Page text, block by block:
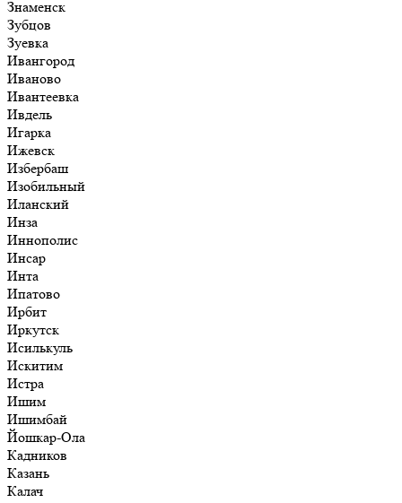
Знаменск
Зубцов
Зуевка
Ивангород
Иваново
Ивантеевка
Ивдель
Игарка
Ижевск
Избербаш
Изобильный
Иланский
Инза
Иннополис
Инсар
Инта
Ипатово
Ирбит
Иркутск
Исилькуль
Искитим
Истра
Ишим
Ишимбай
Йошкар-Ола
Кадников
Казань
Калач